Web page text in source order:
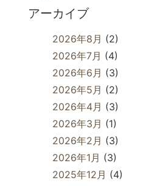
アーカイブ
2026年8月 (2)
2026年7月 (4)
2026年6月 (3)
2026年5月 (2)
2026年4月 (3)
2026年3月 (1)
2026年2月 (3)
2026年1月 (3)
2025年12月 (4)